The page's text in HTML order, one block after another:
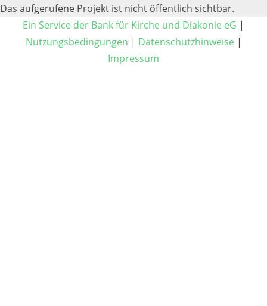
Das aufgerufene Projekt ist nicht öffentlich sichtbar.
Ein Service der Bank für Kirche und Diakonie eG |
Nutzungsbedingungen | Datenschutzhinweise |
Impressum